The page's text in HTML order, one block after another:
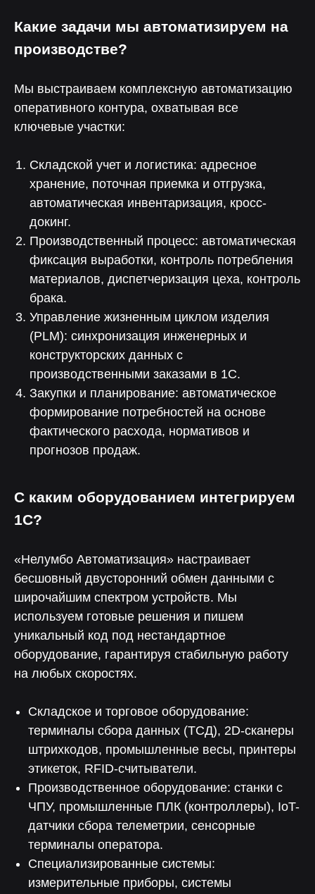
Какие задачи мы автоматизируем на
производстве?
Мы выстраиваем комплексную автоматизацию
оперативного контура, охватывая все
ключевые участки:
Складской учет и логистика: адресное
хранение, поточная приемка и отгрузка,
автоматическая инвентаризация, кросс-
докинг.
Производственный процесс: автоматическая
фиксация выработки, контроль потребления
материалов, диспетчеризация цеха, контроль
брака.
Управление жизненным циклом изделия
(PLM): синхронизация инженерных и
конструкторских данных с
производственными заказами в 1С.
Закупки и планирование: автоматическое
формирование потребностей на основе
фактического расхода, нормативов и
прогнозов продаж.
С каким оборудованием интегрируем
1С?
«Нелумбо Автоматизация» настраивает
бесшовный двусторонний обмен данными с
широчайшим спектром устройств. Мы
используем готовые решения и пишем
уникальный код под нестандартное
оборудование, гарантируя стабильную работу
на любых скоростях.
Складское и торговое оборудование:
терминалы сбора данных (ТСД), 2D-сканеры
штрихкодов, промышленные весы, принтеры
этикеток, RFID-считыватели.
Производственное оборудование: станки с
ЧПУ, промышленные ПЛК (контроллеры), IoT-
датчики сбора телеметрии, сенсорные
терминалы оператора.
Специализированные системы:
измерительные приборы, системы
Члены Члены
Спикеры Партнеры
90%
Клиентов, делают
с нами более одного
100+
Реализованных
проектов